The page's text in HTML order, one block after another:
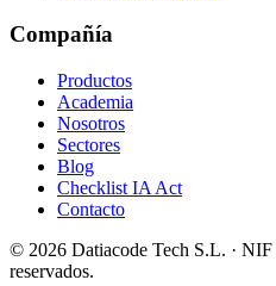
Compañía
Productos
Academia
Nosotros
Sectores
Blog
Checklist IA Act
Contacto
© 2026 Datiacode Tech S.L. · NIF
reservados.